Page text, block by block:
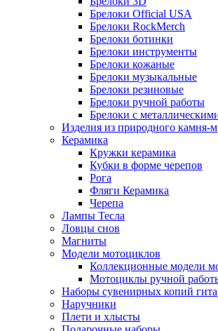
Брелоки Official USA
Брелоки RockMerch
Брелоки ботинки
Брелоки инструменты
Брелоки кожаные
Брелоки музыкальные
Брелоки резиновые
Брелоки ручной работы
Брелоки с
Изделия из природного камня-
Керамика
Кружки керамика
Кубки в форме черепов
Рога
Фляги Керамика
Черепа
Лампы Тесла
Ловцы снов
Магниты
Модели мотоциклов
Коллекционные модели
Мотоциклы ручной
Наборы сувенирных копий
Наручники
Плети и хлысты